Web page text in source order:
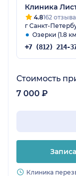
лечения
заметили
Доктором
довольны.
Клиника
4.8162 отзыва
г Санкт-
Озерки (1.8
Стоимость
7 000 ₽
Клиника